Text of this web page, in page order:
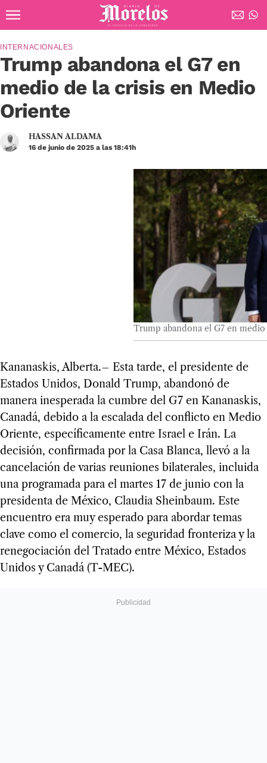
Diario de Morelos
Trump abandona el G7 en
medio de la crisis en Medio
Oriente
INTERNACIONALES
HASSAN ALDAMA
16 de junio de 2025 a las 18:41h
Trump abandona el G7 en
Kananaskis, Alberta.– Esta tarde, el presidente de
Estados Unidos, Donald Trump, abandonó de
manera inesperada la cumbre del G7 en Kananaskis,
Canadá, debido a la escalada del conflicto en Medio
Oriente, específicamente entre Israel e Irán. La
decisión, confirmada por la Casa Blanca, llevó a la
cancelación de varias reuniones bilaterales, incluida
una programada para el martes 17 de junio con la
presidenta de México, Claudia Sheinbaum. Este
encuentro era muy esperado para abordar temas
clave como el comercio, la seguridad fronteriza y la
renegociación del Tratado entre México, Estados
Unidos y Canadá (T-MEC).